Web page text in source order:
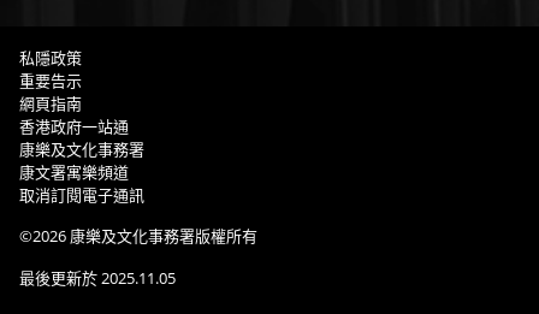
私隱政策
重要告示
網頁指南
香港政府一站通
康樂及文化事務署
康文署寓樂頻道
取消訂閱電子通訊
©2026 康樂及文化事務署版權所有
最後更新於2025.11.05